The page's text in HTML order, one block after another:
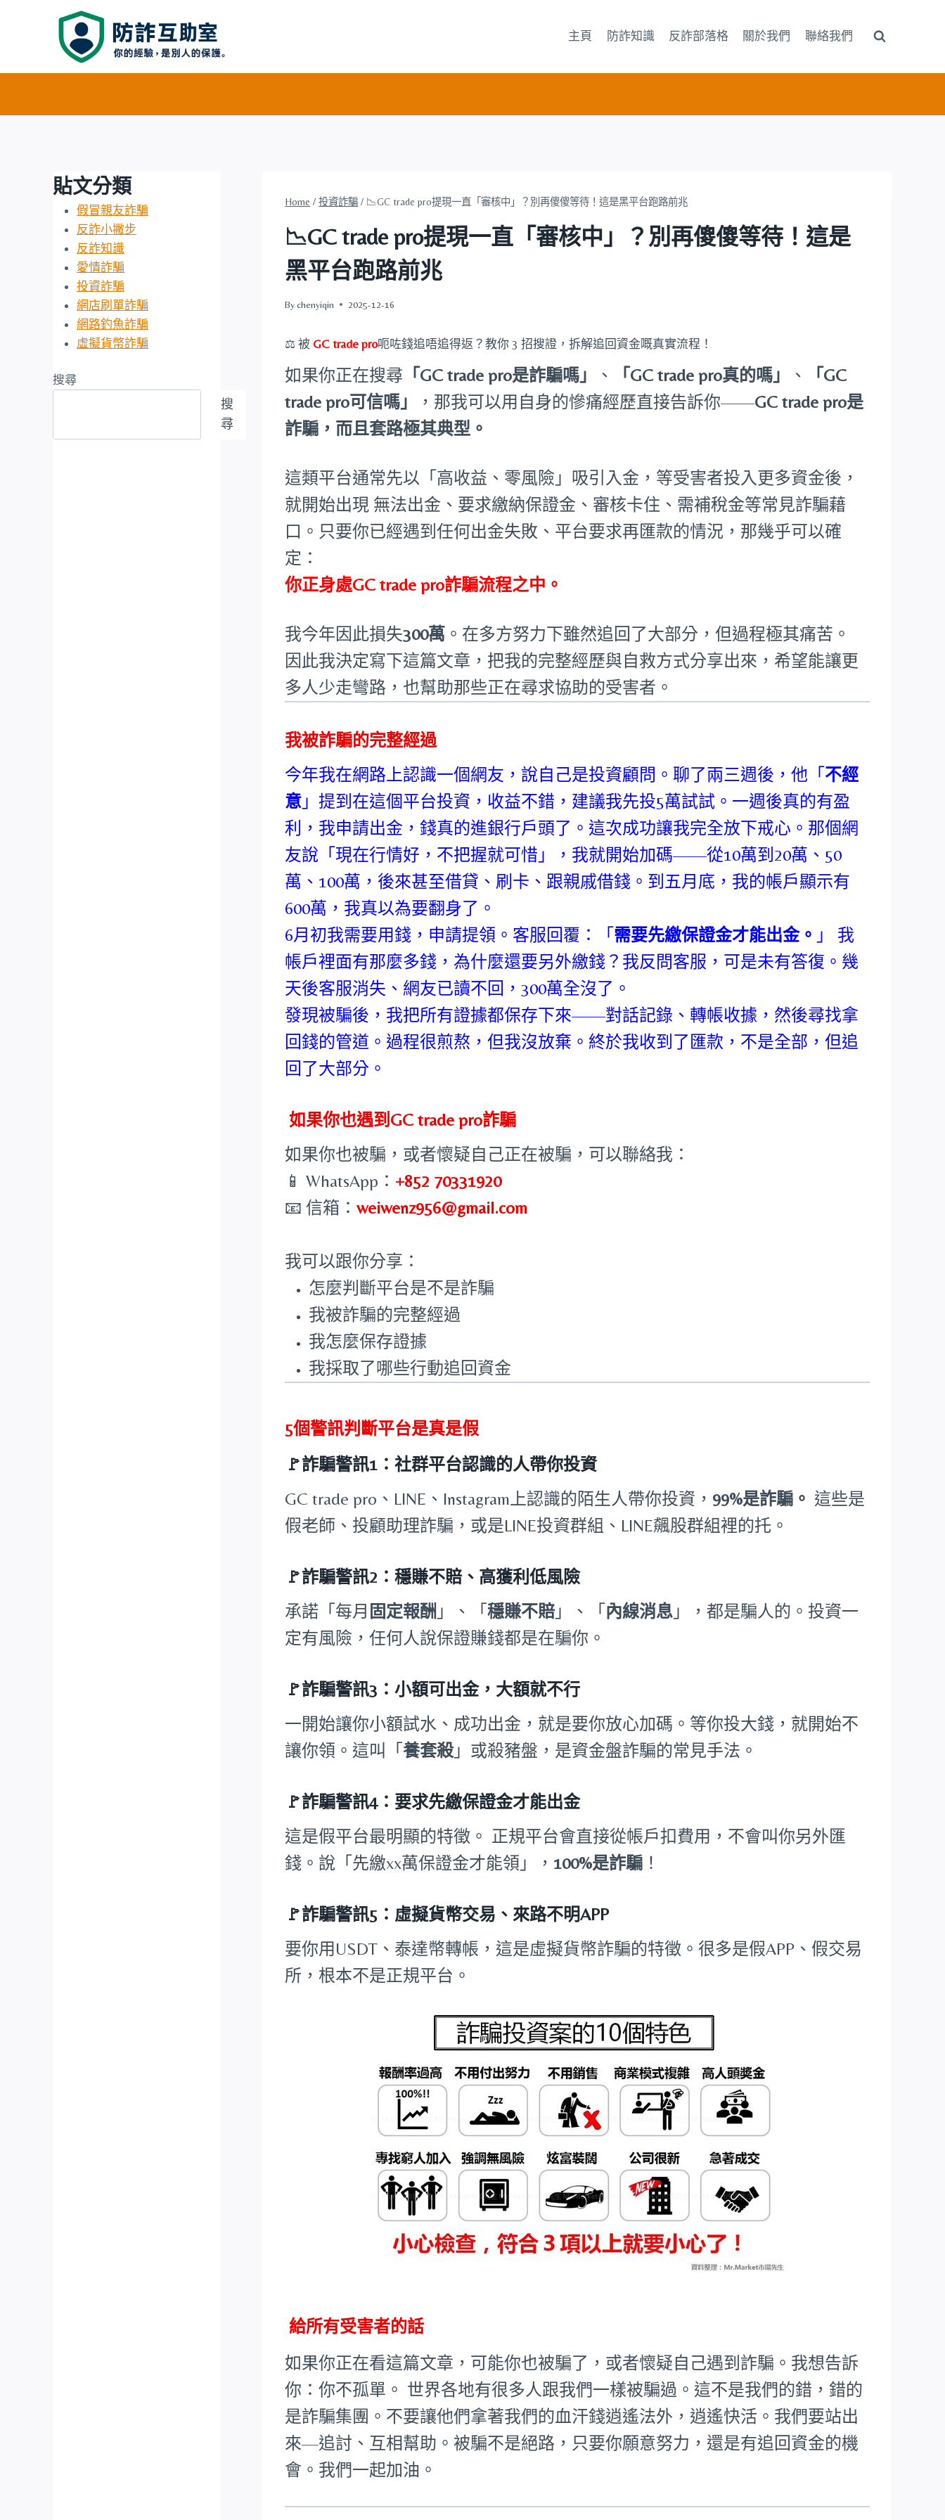
主頁 防詐知識 反詐部落格 關於我們 聯絡我們
Home / 投資詐騙 / 📉GC trade pro提現一直「審核中」？別再傻傻等待！這是黑平台跑路前兆
📉GC trade pro提現一直「審核中」？別再傻傻等待！這是
黑平台跑路前兆
By chenyiqin 2025-12-16
⚖️ 被 GC trade pro呃咗錢追唔追得返？教你 3 招搜證，拆解追回資金嘅真實流程！
如果你正在搜尋 「GC trade pro是詐騙嗎」 、 「GC trade pro真的嗎」 、
「GC
trade pro可信嗎」
，那我可以用自身的慘痛經歷直接告訴你——GC trade pro是
詐騙，而且套路極其典型。
這類平台通常先以「高收益、零風險」吸引入金，等受害者投入更多資金後，
就開始出現 無法出金、要求繳納保證金、審核卡住、需補稅金等常見詐騙藉
口。只要你已經遇到任何出金失敗、平台要求再匯款的情況，那幾乎可以確
定：
你正身處GC trade pro詐騙流程之中。
我今年因此損失300萬 。在多方努力下雖然追回了大部分，但過程極其痛苦。
因此我決定寫下這篇文章，把我的完整經歷與自救方式分享出來，希望能讓更
多人少走彎路，也幫助那些正在尋求協助的受害者。
我被詐騙的完整經過
今年我在網路上認識一個網友，說自己是投資顧問。聊了兩三週後，他「 不經
意 」提到在這個平台投資，收益不錯，建議我先投5萬試試。一週後真的有盈
利，我申請出金，錢真的進銀行戶頭了。這次成功讓我完全放下戒心。那個網
友說「現在行情好，不把握就可惜」，我就開始加碼——從10萬到20萬、50
萬、100萬，後來甚至借貸、刷卡、跟親戚借錢。到五月底，我的帳戶顯示有
600萬，我真以為要翻身了。
6月初我需要用錢，申請提領。客服回覆：「 需要先繳保證金才能出金。 」 我
帳戶裡面有那麼多錢，為什麼還要另外繳錢？我反問客服，可是未有答復。幾
天後客服消失、網友已讀不回，300萬全沒了。
發現被騙後，我把所有證據都保存下來——對話記錄、轉帳收據，然後尋找拿
回錢的管道。過程很煎熬，但我沒放棄。終於我收到了匯款，不是全部，但追
回了大部分。
如果你也遇到GC trade pro詐騙
如果你也被騙，或者懷疑自己正在被騙，可以聯絡我：
📱 WhatsApp： +852 70331920
📧 信箱：weiwenz956@gmail.com
我可以跟你分享：
怎麼判斷平台是不是詐騙
我被詐騙的完整經過
我怎麼保存證據
我採取了哪些行動追回資金
5個警訊判斷平台是真是假
🚩詐騙警訊1：社群平台認識的人帶你投資
GC trade pro、LINE、Instagram上認識的陌生人帶你投資， 99%是詐騙。 這些是
假老師、投顧助理詐騙，或是LINE投資群組、LINE飆股群組裡的托。
🚩詐騙警訊2：穩賺不賠、高獲利低風險
承諾「每月 固定報酬 」、「穩賺不賠 」、「 內線消息 」，都是騙人的。投資一
定有風險，任何人說保證賺錢都是在騙你。
🚩詐騙警訊3：小額可出金，大額就不行
一開始讓你小額試水、成功出金，就是要你放心加碼。等你投大錢，就開始不
讓你領。這叫「養套殺」或殺豬盤，是資金盤詐騙的常見手法。
🚩詐騙警訊4：要求先繳保證金才能出金
這是假平台最明顯的特徵。 正規平台會直接從帳戶扣費用，不會叫你另外匯
錢。說「先繳xx萬保證金才能領」，100%是詐騙 ！
🚩詐騙警訊5：虛擬貨幣交易、來路不明APP
要你用USDT、泰達幣轉帳，這是虛擬貨幣詐騙的特徵。很多是假APP、假交易
所，根本不是正規平台。
給所有受害者的話
如果你正在看這篇文章，可能你也被騙了，或者懷疑自己遇到詐騙。我想告訴
你：你不孤單。 世界各地有很多人跟我們一樣被騙過。這不是我們的錯，錯的
是詐騙集團。不要讓他們拿著我們的血汗錢逍遙法外，逍遙快活。我們要站出
來—追討、互相幫助。被騙不是絕路，只要你願意努力，還是有追回資金的機
會。我們一起加油。
貼文分類
假冒親友詐騙
反詐小撇步
反詐知識
愛情詐騙
投資詐騙
網店刷單詐騙
網路釣魚詐騙
虛擬貨幣詐騙
搜尋
搜
尋